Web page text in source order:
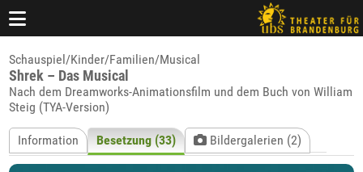
Schauspiel/Kinder/Familien/Musical
Shrek – Das Musical
Nach dem Dreamworks-Animationsfilm und dem Buch von William
Steig (TYA-Version)
Information Besetzung (33) Bildergalerien (2)